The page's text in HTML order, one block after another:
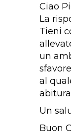
Ciao
La
Tieni
un
al
Un
Buon